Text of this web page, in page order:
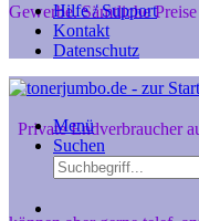
Gewerbe. Sämtliche
Private Endverbraucher
Hilfe / Support
Kontakt
Datenschutz
Menü
Suchen